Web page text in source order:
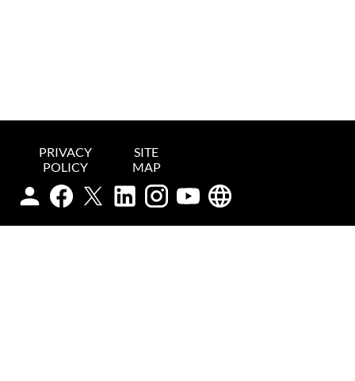
PRIVACY
POLICY
SITE
MAP